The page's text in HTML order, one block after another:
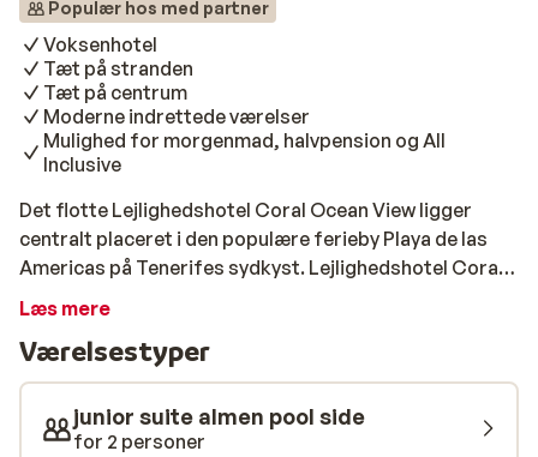
Populær hos med partner
Voksenhotel
Tæt på stranden
Tæt på centrum
Moderne indrettede værelser
Mulighed for morgenmad, halvpension og All
Inclusive
Det flotte Lejlighedshotel Coral Ocean View ligger
centralt placeret i den populære ferieby Playa de las
Americas på Tenerifes sydkyst. Lejlighedshotel Coral
Ocean View er kun for gæster over 16 år, og er derfor
400 meter til både en flot sandstrand med gode
faciliteter. Værelserne er rummelige, moderne
indrettede og indeholder alle de fornødne
køkkenapparater til at kunne lave mad hjemme. På
Læs mere
Værelsestyper
junior suite almen pool side
for 2 personer